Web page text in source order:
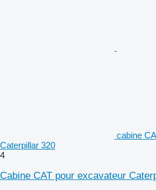
cabine
Caterpillar 320
4
Cabine CAT pour excavateur